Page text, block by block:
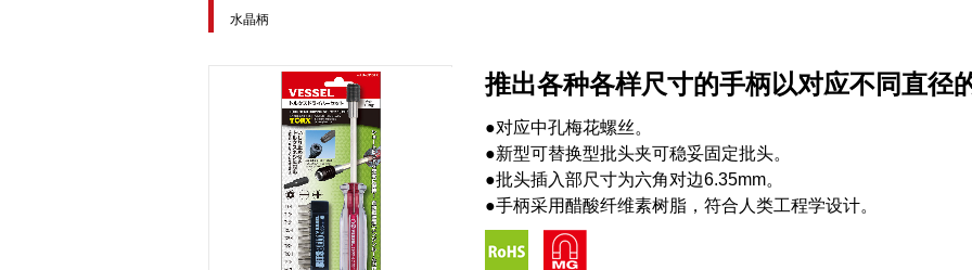
水晶柄
推出各种各样尺寸的手柄以对应不同直径
●对应中孔梅花螺丝。
●新型可替换型批头夹可稳妥固定批头。
●批头插入部尺寸为六角对边6.35mm。
●手柄采用醋酸纤维素树脂，符合人类工程学设计。